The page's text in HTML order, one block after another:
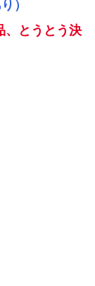
）
、とうとう決